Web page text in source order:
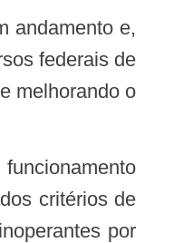
federais de
melhorando o
critérios de
por